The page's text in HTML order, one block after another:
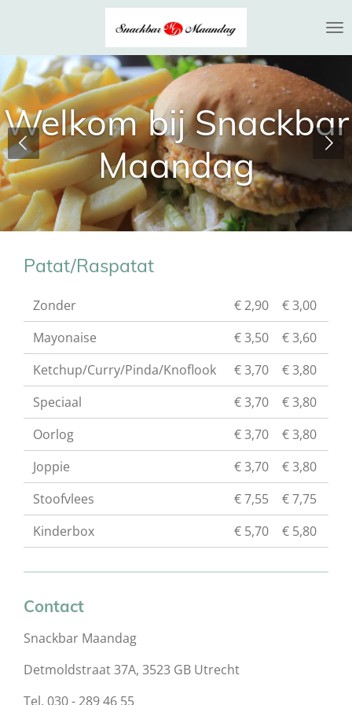
naar
de
hoofdinhoud
Welkom bij Snackbar
Maandag
Patat/Raspatat
Zonder € 2,90
€ 3,00
Mayonaise
€ 3,50
€ 3,60
Ketchup/Curry/Pinda/Knoflook
€ 3,70
€ 3,80
Speciaal
€ 3,70
€ 3,80
Oorlog
€ 3,70
€ 3,80
Joppie
€ 3,70
€ 3,80
Stoofvlees
€ 7,55
€ 7,75
Kinderbox
€ 5,70 € 5,80
Contact
Snackbar Maandag
Detmoldstraat 37A, 3523 GB Utrecht
Tel. 030 - 289 46 55